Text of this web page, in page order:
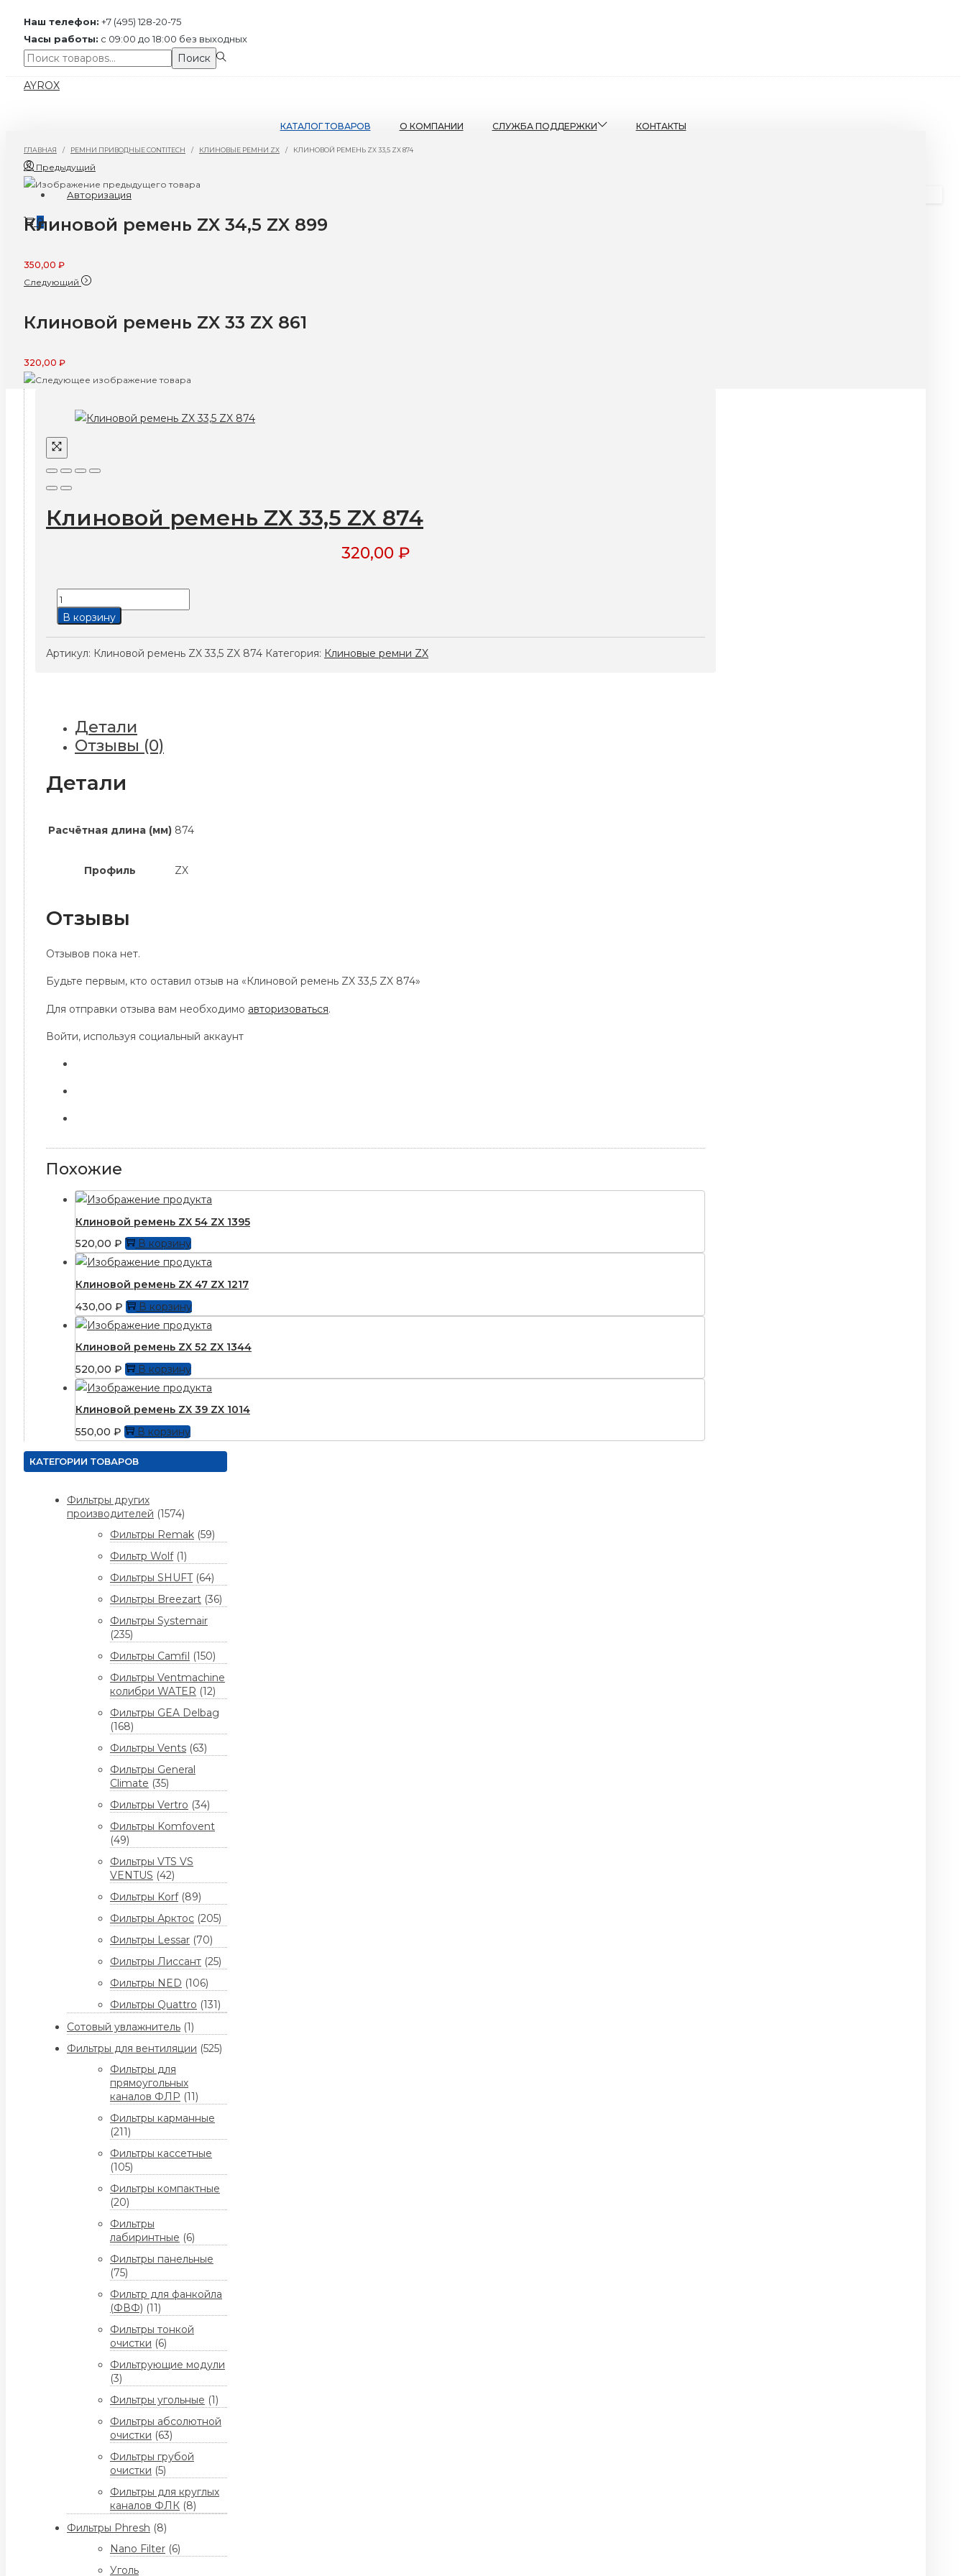
Наш телефон: +7 (495) 128-20-75
Часы работы: с 09:00 до 18:00 без выходных
Поиск:>
Поиск
Перейти
Перейти
AYROX
КАТАЛОГ ТОВАРОВ О КОМПАНИИ СЛУЖБА ПОДДЕРЖКИ КОНТАКТЫ
Авторизация
0
ГЛАВНАЯ / РЕМНИ ПРИВОДНЫЕ CONTITECH / КЛИНОВЫЕ РЕМНИ ZX / КЛИНОВОЙ РЕМЕНЬ ZX 33,5 ZX 874
Предыдущий
Клиновой ремень ZX 34,5 ZX 899
350,00 ₽
Следующий
Клиновой ремень ZX 33 ZX 861
320,00 ₽
Клиновой ремень ZX 33,5 ZX 874
320,00 ₽
Количество
товара
ремень
В корзину
Артикул: Клиновой ремень ZX 33,5 ZX 874 Категория: Клиновые ремни ZX
Детали
Отзывы (0)
Детали
Расчётная длина (мм) 874
Профиль ZX
Отзывы
Отзывов пока нет.
Будьте первым, кто оставил отзыв на «Клиновой ремень ZX 33,5 ZX 874»
Для отправки отзыва вам необходимо авторизоваться.
Войти, используя социальный аккаунт
Похожие
Клиновой ремень ZX 54 ZX 1395
520,00 ₽ В корзину
Клиновой ремень ZX 47 ZX 1217
430,00 ₽ В корзину
Клиновой ремень ZX 52 ZX 1344
520,00 ₽ В корзину
Клиновой ремень ZX 39 ZX 1014
550,00 ₽ В корзину
КАТЕГОРИИ ТОВАРОВ
Фильтры других
производителей (1574)
Фильтры Remak (59)
Фильтр Wolf (1)
Фильтры SHUFT (64)
Фильтры Breezart (36)
Фильтры Systemair
(235)
Фильтры Camfil (150)
Фильтры Ventmachine
колибри WATER (12)
Фильтры GEA Delbag
(168)
Фильтры Vents (63)
Фильтры General
Climate (35)
Фильтры Vertro (34)
Фильтры Komfovent
(49)
Фильтры VTS VS
VENTUS (42)
Фильтры Korf (89)
Фильтры Арктос (205)
Фильтры Lessar (70)
Фильтры Лиссант (25)
Фильтры NED (106)
Фильтры Quattro (131)
Сотовый увлажнитель (1)
Фильтры для вентиляции (525)
Фильтры для
прямоугольных
каналов ФЛР (11)
Фильтры карманные
(211)
Фильтры кассетные
(105)
Фильтры компактные
(20)
Фильтры
лабиринтные (6)
Фильтры панельные
(75)
Фильтр для фанкойла
(ФВФ) (11)
Фильтры тонкой
очистки (6)
Фильтрующие модули
(3)
Фильтры угольные (1)
Фильтры абсолютной
очистки (63)
Фильтры грубой
очистки (5)
Фильтры для круглых
каналов ФЛК (8)
Фильтры Phresh (8)
Nano Filter (6)
Уголь